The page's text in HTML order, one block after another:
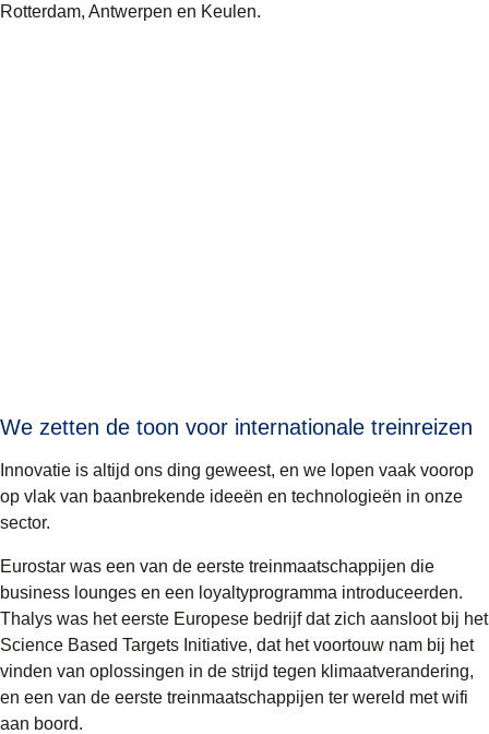
Rotterdam, Antwerpen en Keulen.
We zetten de toon voor internationale treinreizen
Innovatie is altijd ons ding geweest, en we lopen vaak voorop
op vlak van baanbrekende ideeën en technologieën in onze
sector.
Eurostar was een van de eerste treinmaatschappijen die
business lounges en een loyaltyprogramma introduceerden.
Thalys was het eerste Europese bedrijf dat zich aansloot bij het
Science Based Targets Initiative, dat het voortouw nam bij het
vinden van oplossingen in de strijd tegen klimaatverandering,
en een van de eerste treinmaatschappijen ter wereld met wifi
aan boord.